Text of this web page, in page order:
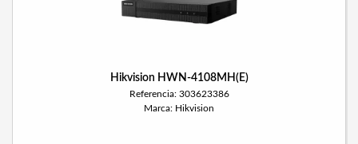
Hikvision HWN-4108MH(E)
Referencia: 303623386
Marca: Hikvision